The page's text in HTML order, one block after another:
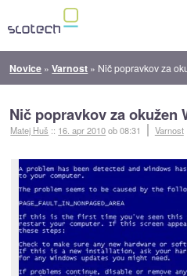
Novice »Varnost » Nič popravkov za
Nič popravkov za okužen
Matej Huš :: 16. apr 2010ob 08:31 Varnost